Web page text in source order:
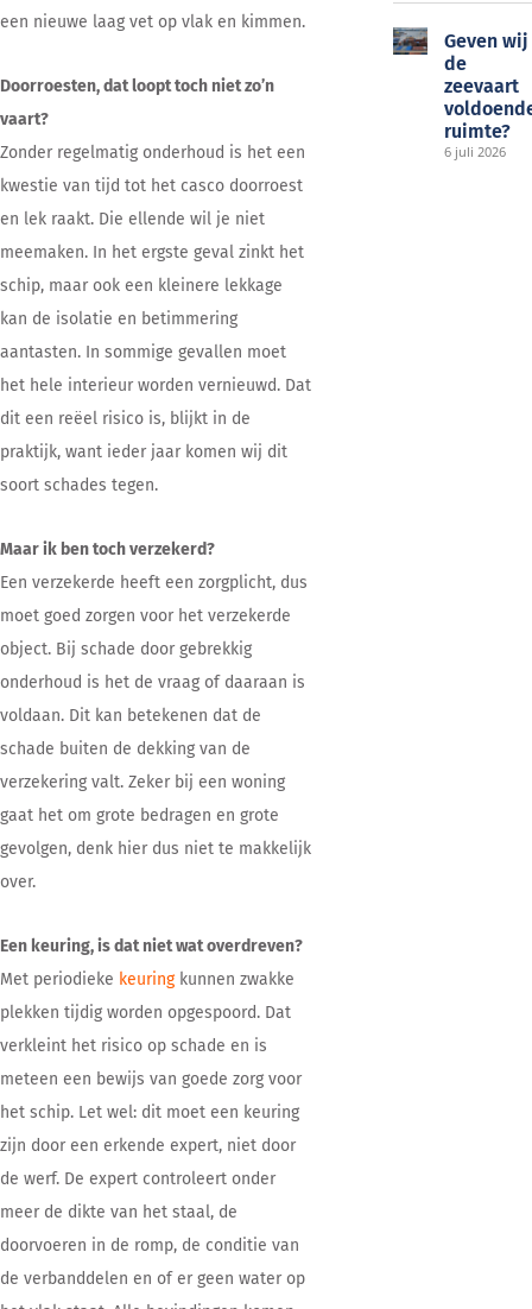
een nieuwe laag vet op vlak en kimmen.
Doorroesten, dat loopt toch niet zo’n
vaart?
Zonder regelmatig onderhoud is het een
kwestie van tijd tot het casco doorroest
en lek raakt. Die ellende wil je niet
meemaken. In het ergste geval zinkt het
schip, maar ook een kleinere lekkage
kan de isolatie en betimmering
aantasten. In sommige gevallen moet
het hele interieur worden vernieuwd. Dat
dit een reëel risico is, blijkt in de
praktijk, want ieder jaar komen wij dit
soort schades tegen.
Maar ik ben toch verzekerd?
Een verzekerde heeft een zorgplicht, dus
moet goed zorgen voor het verzekerde
object. Bij schade door gebrekkig
onderhoud is het de vraag of daaraan is
voldaan. Dit kan betekenen dat de
schade buiten de dekking van de
verzekering valt. Zeker bij een woning
gaat het om grote bedragen en grote
gevolgen, denk hier dus niet te makkelijk
over.
Een keuring, is dat niet wat overdreven?
Met periodieke keuringkunnen zwakke
plekken tijdig worden opgespoord. Dat
verkleint het risico op schade en is
meteen een bewijs van goede zorg voor
het schip. Let wel: dit moet een keuring
zijn door een erkende expert, niet door
de werf. De expert controleert onder
meer de dikte van het staal, de
doorvoeren in de romp, de conditie van
de verbanddelen en of er geen water op
Geven wij
de
zeevaart
ruimte?
6 juli 2026